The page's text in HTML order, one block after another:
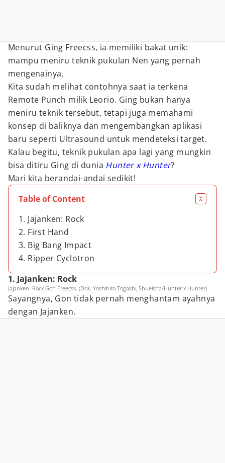
Menurut Ging Freecss, ia memiliki bakat unik:
mampu meniru teknik pukulan Nen yang pernah
mengenainya.
Kita sudah melihat contohnya saat ia terkena
Remote Punch milik Leorio. Ging bukan hanya
meniru teknik tersebut, tetapi juga memahami
konsep di baliknya dan mengembangkan aplikasi
baru seperti Ultrasound untuk mendeteksi target.
Kalau begitu, teknik pukulan apa lagi yang mungkin
bisa ditiru Ging di dunia Hunter x Hunter?
Mari kita berandai-andai sedikit!
Table of Content
1. Jajanken: Rock
2. First Hand
3. Big Bang Impact
4. Ripper Cyclotron
1. Jajanken: Rock
Jajanken: Rock Gon Freecss. (Dok. Yoshihiro Togashi, Shueisha/Hunter x Hunter)
Sayangnya, Gon tidak pernah menghantam ayahnya
dengan Jajanken.